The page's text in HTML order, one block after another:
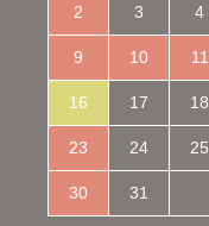
2 3 4
9 10 11
16 17 18
23 24 25
30 31